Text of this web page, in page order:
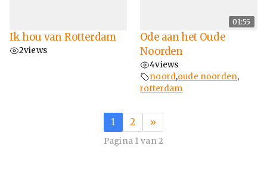
Ik hou van Rotterdam
2views
01:55
Ode aan het Oude
Noorden
4views
noord,oude noorden,
rotterdam
1 2 »
Pagina 1 van 2